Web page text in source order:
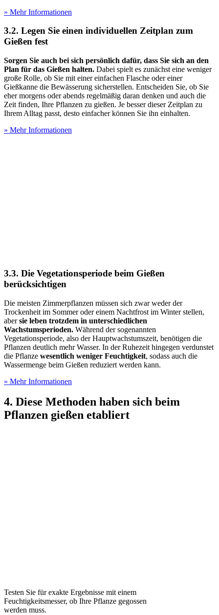
» Mehr Informationen
3.2. Legen Sie einen individuellen Zeitplan zum
Gießen fest
Sorgen Sie auch bei sich persönlich dafür, dass Sie sich an den
Plan für das Gießen halten. Dabei spielt es zunächst eine weniger
große Rolle, ob Sie mit einer einfachen Flasche oder einer
Gießkanne die Bewässerung sicherstellen. Entscheiden Sie, ob Sie
eher morgens oder abends regelmäßig daran denken und auch die
Zeit finden, Ihre Pflanzen zu gießen. Je besser dieser Zeitplan zu
Ihrem Alltag passt, desto einfacher können Sie ihn einhalten.
» Mehr Informationen
3.3. Die Vegetationsperiode beim Gießen
berücksichtigen
Die meisten Zimmerpflanzen müssen sich zwar weder der
Trockenheit im Sommer oder einem Nachtfrost im Winter stellen,
abersie leben trotzdem in unterschiedlichen
Wachstumsperioden. Während der sogenannten
Vegetationsperiode, also der Hauptwachstumszeit, benötigen die
Pflanzen deutlich mehr Wasser. In der Ruhezeit hingegen verdunstet
die Pflanze wesentlich weniger Feuchtigkeit, sodass auch die
Wassermenge beim Gießen reduziert werden kann.
» Mehr Informationen
4. Diese Methoden haben sich beim
Pflanzen gießen etabliert
Testen Sie für exakte Ergebnisse mit einem
Feuchtigkeitsmesser, ob Ihre Pflanze gegossen
werden muss.